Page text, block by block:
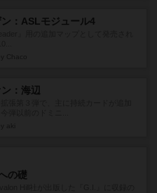
：ASLモジュール4
ン：海辺
の礎